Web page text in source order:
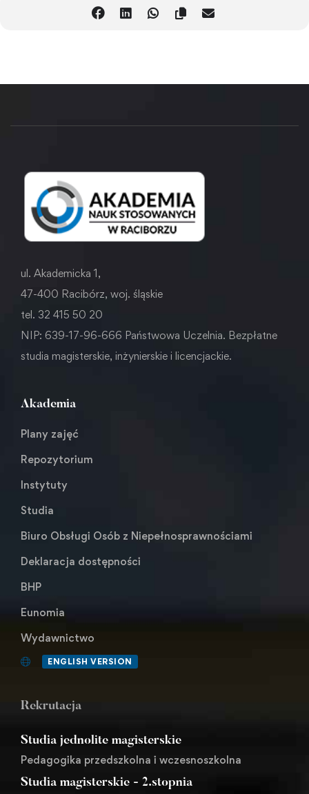
ul. Akademicka 1,
47-400 Racibórz, woj. śląskie
tel. 32 415 50 20
NIP: 639-17-96-666 Państwowa Uczelnia. Bezpłatne
studia magisterskie, inżynierskie i licencjackie.
Akademia
Plany zajęć
Repozytorium
Instytuty
Studia
Biuro Obsługi Osób z Niepełnosprawnościami
Deklaracja dostępności
BHP
Eunomia
Wydawnictwo
ENGLISH VERSION
Rekrutacja
Studia jednolite magisterskie
Pedagogika przedszkolna i wczesnoszkolna
Studia magisterskie - 2.stopnia